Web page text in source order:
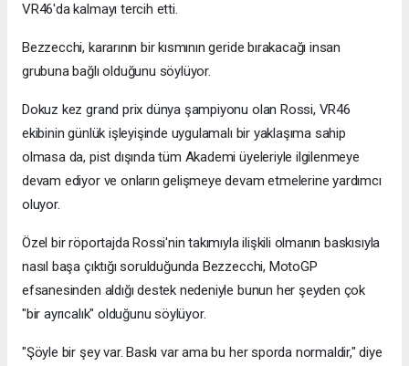
VR46'da kalmayı tercih etti.
Bezzecchi, kararının bir kısmının geride bırakacağı insan
grubuna bağlı olduğunu söylüyor.
Dokuz kez grand prix dünya şampiyonu olan Rossi, VR46
ekibinin günlük işleyişinde uygulamalı bir yaklaşıma sahip
olmasa da, pist dışında tüm Akademi üyeleriyle ilgilenmeye
devam ediyor ve onların gelişmeye devam etmelerine yardımcı
oluyor.
Özel bir röportajda Rossi'nin takımıyla ilişkili olmanın baskısıyla
nasıl başa çıktığı sorulduğunda Bezzecchi, MotoGP
efsanesinden aldığı destek nedeniyle bunun her şeyden çok
"bir ayrıcalık" olduğunu söylüyor.
"Şöyle bir şey var. Baskı var ama bu her sporda normaldir," diye